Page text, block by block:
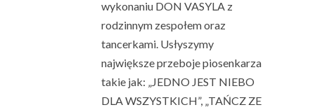
wykonaniu DON VASYLA z
rodzinnym zespołem oraz
tancerkami. Usłyszymy
największe przeboje piosenkarza
takie jak: „JEDNO JEST NIEBO
DLA WSZYSTKICH”, „TAŃCZ ZE